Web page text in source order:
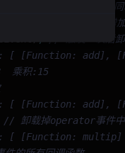
当事件名和回调函数相同
// 给operator事件增
// 触发一次后
[ [Function: add],
乘积:15
[ [Function: add],
// 卸载掉operator事件
[ [Function: